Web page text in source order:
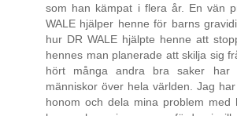
som han kämpat i flera år. En vän
WALE hjälper henne för barns
hur DR WALE hjälpte henne att
hennes man planerade att skilja sig
hört många andra bra saker har
människor över hela världen. Jag
honom och dela mina problem med